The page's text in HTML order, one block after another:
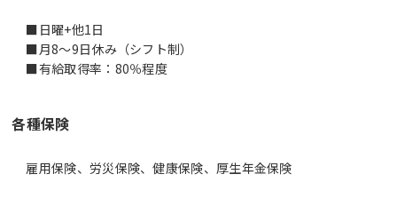
■日曜+他1日
■月8～9日休み（シフト制）
■有給取得率：80％程度
各種保険
雇用保険、労災保険、健康保険、厚生年金保険